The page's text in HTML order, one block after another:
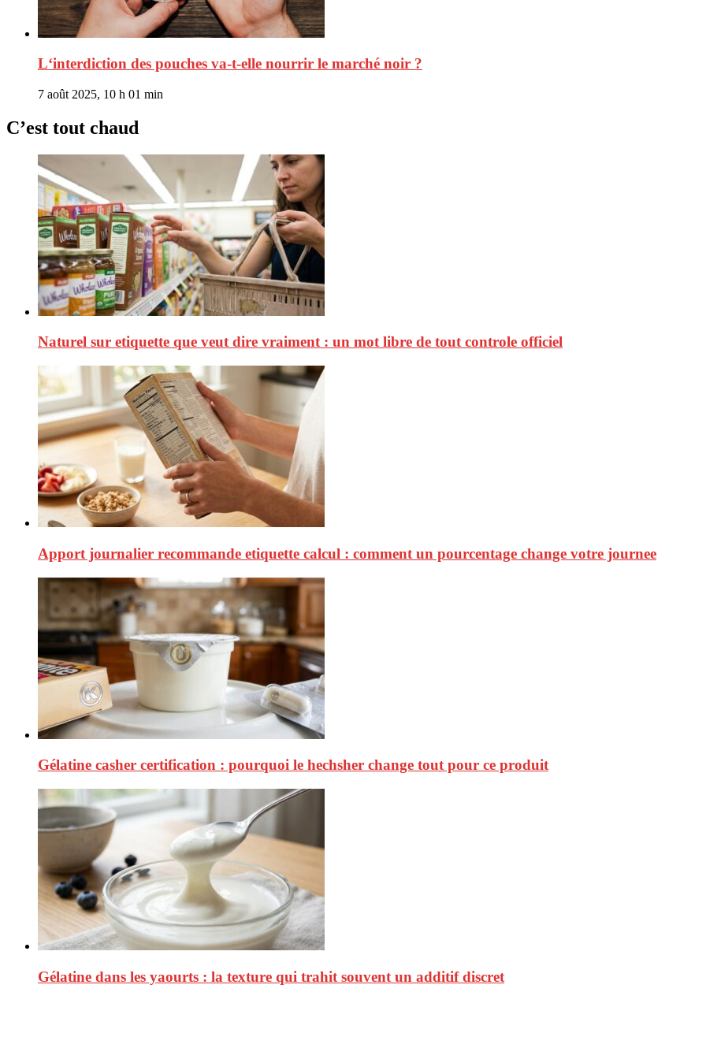
L‘interdiction des pouches va-t-elle nourrir le marché noir ?
7 août 2025, 10 h 01 min
C’est tout chaud
Naturel sur etiquette que veut dire vraiment : un mot libre de tout controle officiel
Apport journalier recommande etiquette calcul : comment un pourcentage change votre journee
Gélatine casher certification : pourquoi le hechsher change tout pour ce produit
Gélatine dans les yaourts : la texture qui trahit souvent un additif discret